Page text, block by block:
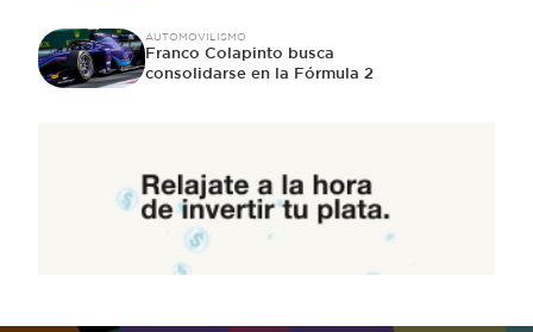
AUTOMOVILISMO
Franco Colapinto busca
consolidarse en la Fórmula 2